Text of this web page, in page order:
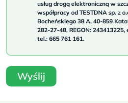
usług drogą elektroniczną w
współpracy od TESTDNA sp. z
Bocheńskiego 38 A, 40-859
282-27-48, REGON:
tel.: 665 761 161.
Wyślij